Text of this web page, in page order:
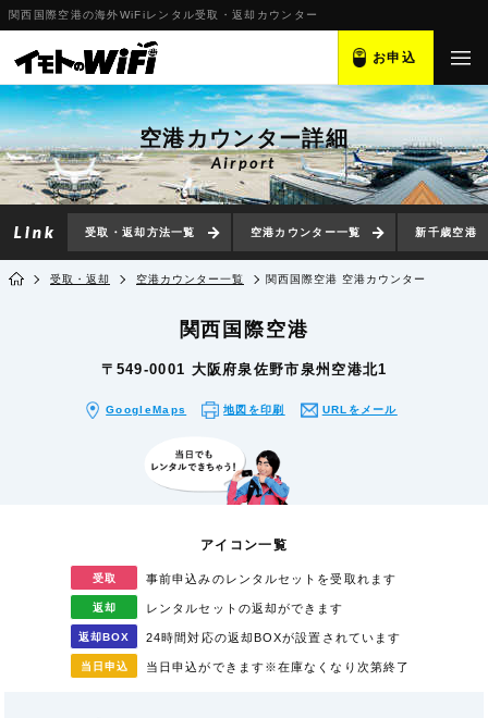
関西国際空港の海外WiFiレンタル受取・返却カウンター
お申込
空港カウンター詳細
Airport
受取・返却方法一覧 空港カウンター一覧 新千歳空港
受取・返却 空港カウンター一覧 関西国際空港 空港カウンター
関西国際空港
〒549-0001 大阪府泉佐野市泉州空港北1
GoogleMaps 地図を印刷 URLをメール
アイコン一覧
受取 事前申込みのレンタルセットを受取れます
返却 レンタルセットの返却ができます
返却BOX 24時間対応の返却BOXが設置されています
当日 申込 当日申込ができます※在庫なくなり次第終了